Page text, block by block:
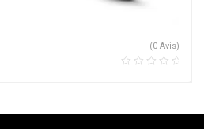
(0 Avis)